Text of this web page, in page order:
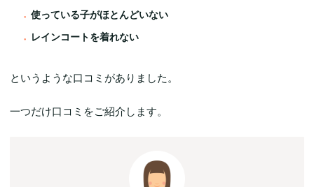
使っている子がほとんどいない
レインコートを着れない
というような口コミがありました。
一つだけ口コミをご紹介します。